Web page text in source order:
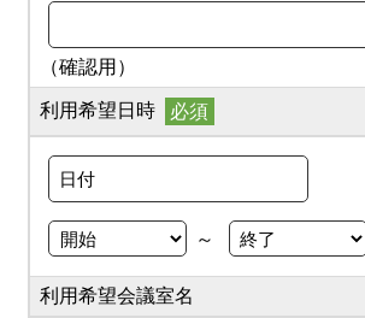
（確認用）
利用希望日時
～
利用希望会議室名